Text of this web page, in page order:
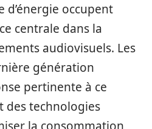
d’énergie occupent
centrale dans la
audiovisuels. Les
génération
pertinente à ce
des technologies